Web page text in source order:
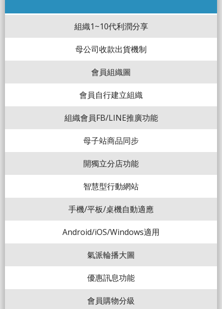
組織1~10代利潤分享
母公司收款出貨機制
會員組織圖
會員自行建立組織
組織會員FB/LINE推廣功能
母子站商品同步
開獨立分店功能
智慧型行動網站
手機/平板/桌機自動適應
Android/iOS/Windows適用
氣派輪播大圖
優惠訊息功能
會員購物分級